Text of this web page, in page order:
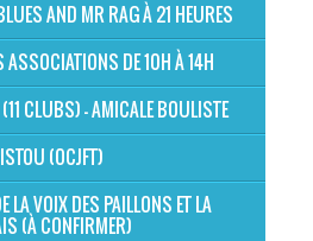
AND MR RAG À 21 HEURES
ASSOCIATIONS DE 10H À 14H
CLUBS) - AMICALE BOULISTE
(OCJFT)
LA VOIX DES PAILLONS ET LA
(À CONFIRMER)